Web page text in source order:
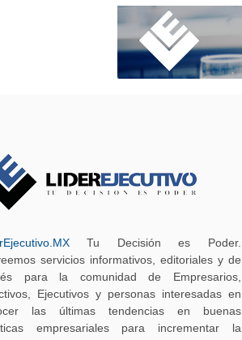
Tu Decisión es Poder.
servicios informativos, editoriales y de
para la comunidad de Empresarios,
Ejecutivos y personas interesadas en
las últimas tendencias en buenas
empresariales para incrementar la